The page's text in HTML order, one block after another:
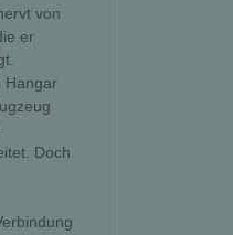
von
er
Hangar
Doch